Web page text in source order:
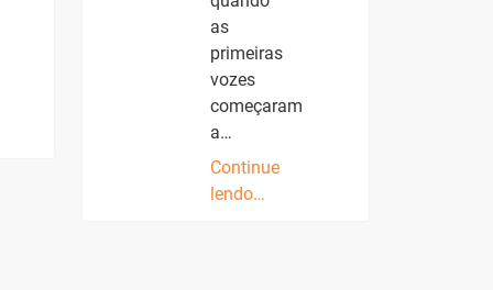
as
primeiras
vozes
começaram
a…
Continue
lendo…